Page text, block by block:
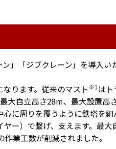
」「ジブクレーン」を導入い
ります。従来のマスト※1 はト
大自立高さ28m、最大設置高
に周りを覆うように鉄塔を組
ー）で繋げ、支えます。最大
業工数が削減されました。